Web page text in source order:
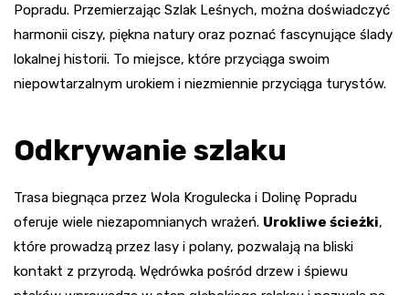
Popradu. Przemierzając Szlak Leśnych, można doświadczyć
harmonii ciszy, piękna natury oraz poznać fascynujące ślady
lokalnej historii. To miejsce, które przyciąga swoim
niepowtarzalnym urokiem i niezmiennie przyciąga turystów.
Odkrywanie szlaku
Trasa biegnąca przez Wola Krogulecka i Dolinę Popradu
oferuje wiele niezapomnianych wrażeń. Urokliwe ścieżki,
które prowadzą przez lasy i polany, pozwalają na bliski
kontakt z przyrodą. Wędrówka pośród drzew i śpiewu